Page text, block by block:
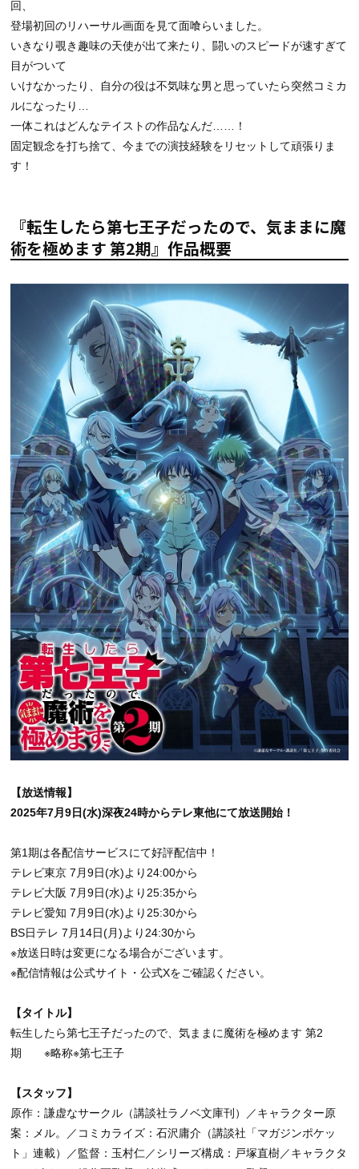
回、
登場初回のリハーサル画面を見て面喰らいました。
いきなり覗き趣味の天使が出て来たり、闘いのスピードが速すぎて
目がついて
いけなかったり、自分の役は不気味な男と思っていたら突然コミカ
ルになったり…
一体これはどんなテイストの作品なんだ……！
固定観念を打ち捨て、今までの演技経験をリセットして頑張りま
す！
『転生したら第七王子だったので、気ままに魔
術を極めます 第2期』作品概要
【放送情報】
2025年7月9日(水)深夜24時からテレ東他にて放送開始！
第1期は各配信サービスにて好評配信中！
テレビ東京 7月9日(水)より24:00から
テレビ大阪 7月9日(水)より25:35から
テレビ愛知 7月9日(水)より25:30から
BS日テレ 7月14日(月)より24:30から
※放送日時は変更になる場合がございます。
※配信情報は公式サイト・公式Xをご確認ください。
【タイトル】
転生したら第七王子だったので、気ままに魔術を極めます 第2
期 ※略称※第七王子
【スタッフ】
原作：謙虚なサークル（講談社ラノベ文庫刊）／キャラクター原
案：メル。／コミカライズ：石沢庸介（講談社「マガジンポケッ
ト」連載）／監督：玉村仁／シリーズ構成：戸塚直樹／キャラクタ